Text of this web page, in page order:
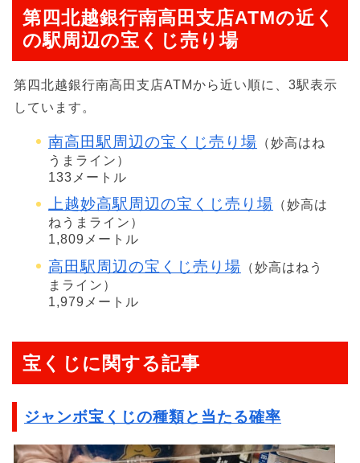
第四北越銀行南高田支店ATMの近く
の駅周辺の宝くじ売り場
第四北越銀行南高田支店ATMから近い順に、3駅表示
しています。
南高田駅周辺の宝くじ売り場 （妙高はね
うまライン）
133メートル
上越妙高駅周辺の宝くじ売り場 （妙高は
ねうまライン）
1,809メートル
高田駅周辺の宝くじ売り場 （妙高はねう
まライン）
1,979メートル
宝くじに関する記事
ジャンボ宝くじの種類と当たる確率